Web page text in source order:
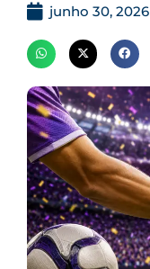
junho 30, 2026